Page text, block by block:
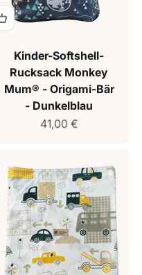
Kinder-Softshell-
Rucksack Monkey
Mum® - Origami-Bär
- Dunkelblau
Verkaufspreis
41,00 €